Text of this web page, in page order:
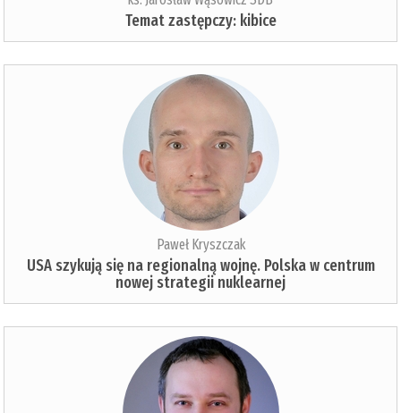
Temat zastępczy: kibice
Paweł Kryszczak
USA szykują się na regionalną wojnę. Polska w centrum
nowej strategii nuklearnej